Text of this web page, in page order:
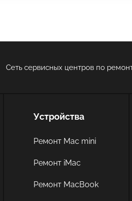
Сеть сервисных центров по
Устройства
Ремонт Mac mini
Ремонт iMac
Ремонт MacBook